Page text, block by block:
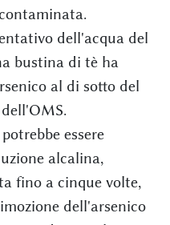
dell'acqua del
bustina di tè ha
al di sotto del
essere
alcalina,
fino a cinque volte,
dell'arsenico